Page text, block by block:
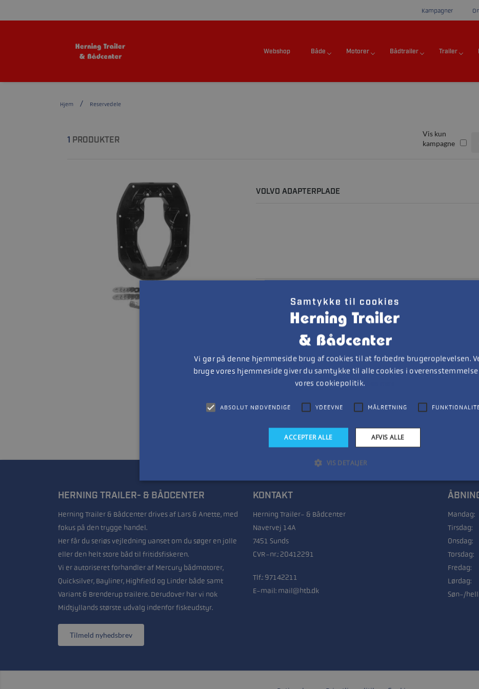
Kampagner
Webshop Både Motorer Bådtrailer Trailer
Hjem Reservedele
1 PRODUKTER
Vis kun
kampagne
VOLVO ADAPTERPLADE
1
HERNING TRAILER- & BÅDCENTER
Herning Trailer & Bådcenter drives af Lars & Anette, med
fokus på den trygge handel.
Her får du seriøs vejledning uanset om du søger en jolle
eller den helt store båd til fritidsfiskeren.
Vi er autoriseret forhandler af Mercury bådmotorer,
Quicksilver, Bayliner, Highfield og Linder både samt
Variant & Brenderup trailere. Derudover har vi nok
Midtjyllands største udvalg indenfor fiskeudstyr.
Tilmeld nyhedsbrev
KONTAKT
Herning Trailer- & Bådcenter
Navervej 14A
7451 Sunds
CVR-nr.: 20412291
Tlf.: 97142211
E-mail: mail@htb.dk
Mandag:
Tirsdag:
Onsdag:
Torsdag:
Fredag:
Lørdag:
Søn-/
Samtykke til cookies
Vi gør på denne hjemmeside brug af cookies til at forbedre brugeroplevelsen.
bruge vores hjemmeside giver du samtykke til alle cookies i
vores cookiepolitik.
ABSOLUT NØDVENDIGE YDEEVNE MÅLRETNING
ACCEPTER ALLE AFVIS ALLE
VIS DETALJER